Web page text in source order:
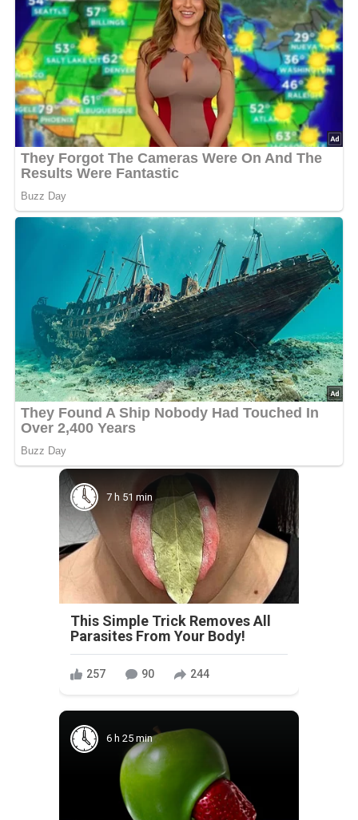
7 h 51 min
This Simple Trick Removes All
Parasites From Your Body!
257 90 244
6 h 25 min